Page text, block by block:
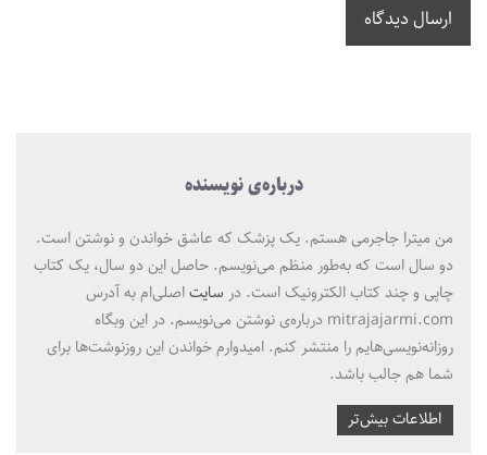
ارسال دیدگاه
درباره‌ی نویسنده
من میترا جاجرمی هستم. یک پزشک که عاشق خواندن و نوشتن است.
دو سال است که به‌طور منظم می‌نویسم. حاصل این دو سال، یک کتاب
چاپی و چند کتاب الکترونیک است. در سایتاصلی‌ام به آدرس
mitrajajarmi.com درباره‌ی نوشتن می‌نویسم. در این وبگاه
روزانه‌نویسی‌هایم را منتشر کنم. امیدوارم خواندن این روزنوشت‌ها برای
شما هم جالب باشد.
اطلاعات بیش‌تر